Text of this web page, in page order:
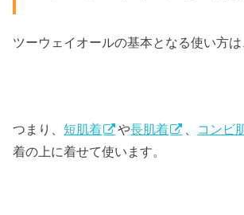
ツーウェイオールの基本となる使い方は
つまり、短肌着 や長肌着 コンビ
着の上に着せて使います。